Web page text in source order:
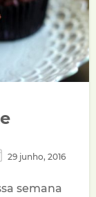
29 junho, 2016
semana